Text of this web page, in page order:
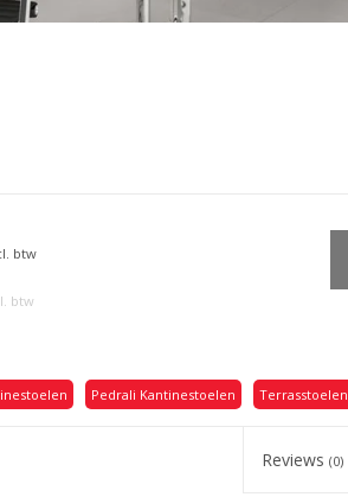
btw
btw
Pedrali Kantinestoelen Terrasstoelen
Reviews (0)